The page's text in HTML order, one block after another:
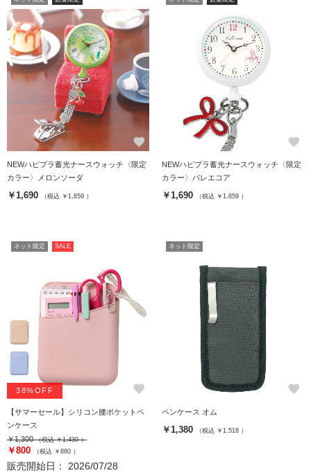
favorite
NEWハピプラ蓄光ナースウォッチ〈限定
カラー〉メロンソーダ
￥1,690 （税込 ￥1,859 ）
favorite
NEWハピプラ蓄光ナースウォッチ〈限定
カラー〉バレエコア
￥1,690 （税込 ￥1,859 ）
ネット限定 SALE
38%OFF favorite
【サマーセール】シリコン腰ポケットペ
ンケース
￥1,300（税込 ￥1,430 ）
￥800 （税込 ￥880 ）
販売開始日： 2026/07/28
ネット限定
favorite
ペンケース オム
￥1,380 （税込 ￥1,518 ）